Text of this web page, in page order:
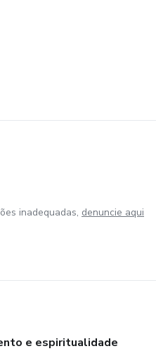
inadequadas, denuncie aqui
e espiritualidade